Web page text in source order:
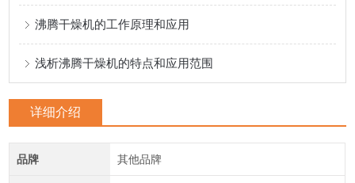
沸腾干燥机的工作原理和应用
浅析沸腾干燥机的特点和应用范围
详细介绍
品牌 其他品牌